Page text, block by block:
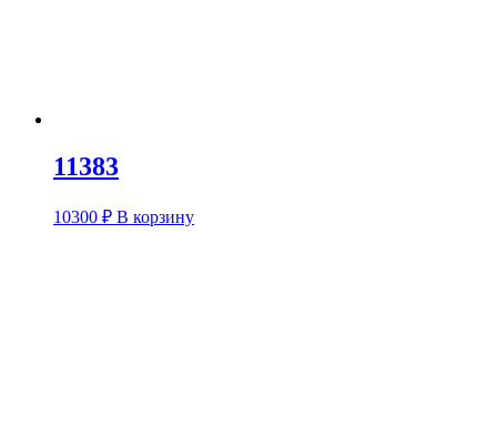
11383
10300 ₽ В корзину